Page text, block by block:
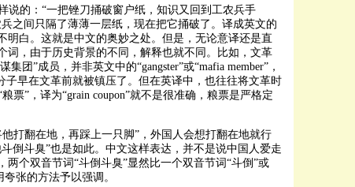
说的：“一把锉刀捅破窗户纸，知识又回到工农兵手
之间只隔了薄薄一层纸，现在把它捅破了。译成英文的
明白。这就是中文的奥妙之处。但是，无论意译还是直
词，由于历史背景的不同，解释也就不同。比如，文革
团”成员，并非英文中的“gangster”或“mafia member”，
子早在文革前就被镇压了。但在英译中，也往往将文革时
票”，译为“grain coupon”就不是很准确，粮票是严格定
打翻在地，再踩上一只脚”，外国人会想打翻在地就行
倒斗臭”也是如此。中文这样表达，并不是说中国人爱走
个双音节词“斗倒斗臭”显然比一个双音节词“斗倒”或
张的方法予以强调。